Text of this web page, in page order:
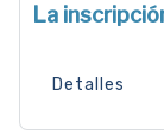
La
Detalles